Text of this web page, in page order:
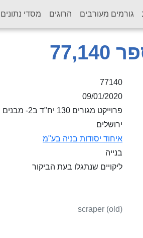
(current) גורמים מעורבים הרוגים מסדי נתונים
77140
09/01/2020
פרוייקט מגורים 130 יח"ד ב2- מבנים רח טהון 13 גוש 30398 חלקה 106 ירושלים
ירושלים
איחוד יסודות בניה בע"מ
בנייה
ליקויים שנתגלו בעת הביקור
scraper (old)